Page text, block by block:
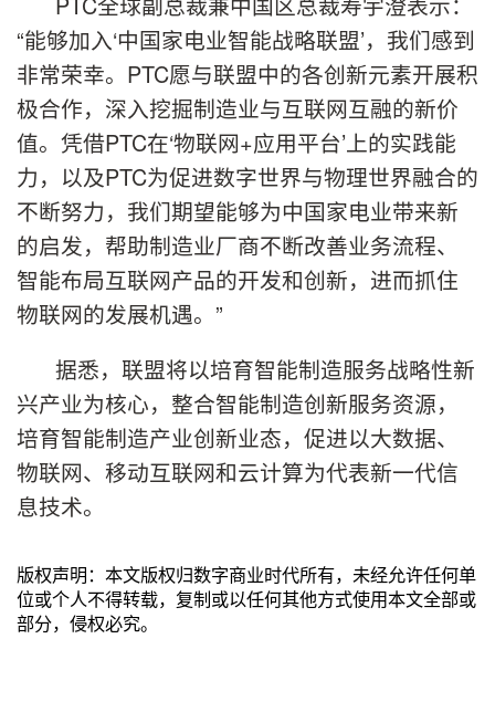
“能够加入‘中国家电业智能战略联盟’，我们感到
非常荣幸。PTC愿与联盟中的各创新元素开展积
极合作，深入挖掘制造业与互联网互融的新价
值。凭借PTC在‘物联网+应用平台’上的实践能
力，以及PTC为促进数字世界与物理世界融合的
不断努力，我们期望能够为中国家电业带来新
的启发，帮助制造业厂商不断改善业务流程、
智能布局互联网产品的开发和创新，进而抓住
物联网的发展机遇。”
据悉，联盟将以培育智能制造服务战略性新
兴产业为核心，整合智能制造创新服务资源，
培育智能制造产业创新业态，促进以大数据、
物联网、移动互联网和云计算为代表新一代信
息技术。
版权声明：本文版权归数字商业时代所有，未经允许任何单
位或个人不得转载，复制或以任何其他方式使用本文全部或
部分，侵权必究。